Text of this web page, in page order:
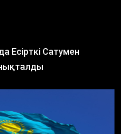
Сатумен